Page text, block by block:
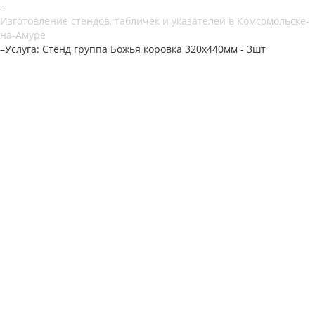
–
Изготовление стендов, табличек и указателей в Комсомольске-
на-Амуре
–Услуга: Стенд группа Божья коровка 320х440мм - 3шт